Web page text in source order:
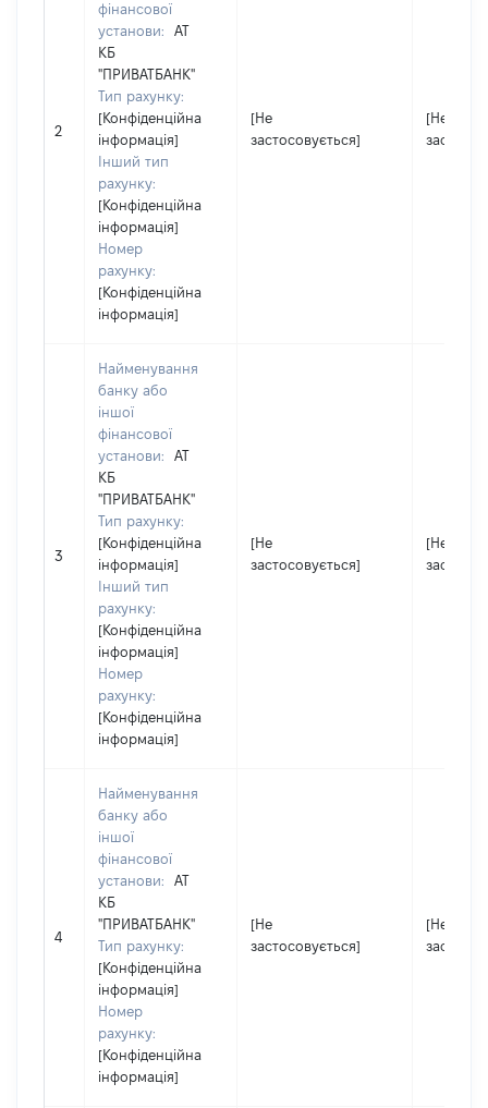
2
фінансової
установи:
АТ
КБ
"ПРИВАТБАНК"
Тип рахунку:
[Конфіденційна
інформація]
Інший тип
рахунку:
[Конфіденційна
інформація]
Номер
рахунку:
[Конфіденційна
інформація]
[Не
застосовується]
[Не
3
Найменування
банку або
іншої
фінансової
установи:
АТ
КБ
"ПРИВАТБАНК"
Тип рахунку:
[Конфіденційна
інформація]
Інший тип
рахунку:
[Конфіденційна
інформація]
Номер
рахунку:
[Конфіденційна
інформація]
[Не
застосовується]
[Не
4
Найменування
банку або
іншої
фінансової
установи:
АТ
КБ
"ПРИВАТБАНК"
Тип рахунку:
[Конфіденційна
інформація]
Номер
рахунку:
[Конфіденційна
інформація]
[Не
застосовується]
[Не